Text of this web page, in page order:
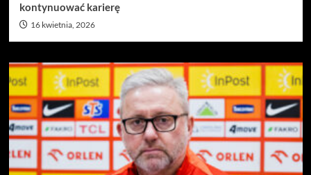
kontynuować karierę
16 kwietnia, 2026